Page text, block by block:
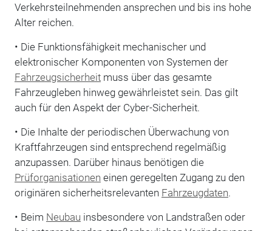
Verkehrsteilnehmenden ansprechen und bis ins hohe
Alter reichen.
• Die Funktionsfähigkeit mechanischer und
elektronischer Komponenten von Systemen der
Fahrzeugsicherheitmuss über das gesamte
Fahrzeugleben hinweg gewährleistet sein. Das gilt
auch für den Aspekt der Cyber-Sicherheit.
• Die Inhalte der periodischen Überwachung von
Kraftfahrzeugen sind entsprechend regelmäßig
anzupassen. Darüber hinaus benötigen die
Prüforganisationen einen geregelten Zugang zu den
originären sicherheitsrelevanten Fahrzeugdaten.
• Beim Neubau insbesondere von Landstraßen oder